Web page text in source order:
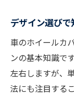
購入前
コス
信頼で
アフタ
保証制
デザイン選び
車のホイールカ
ンの基本知識で
左右しますが、
法にも注目する